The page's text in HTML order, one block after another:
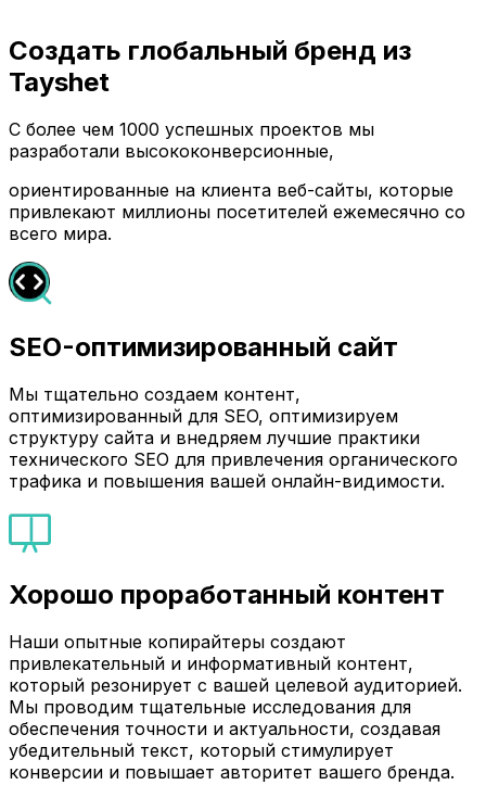
Создать глобальный бренд из
Tayshet
С более чем 1000 успешных проектов мы
разработали высококонверсионные,
ориентированные на клиента веб-сайты, которые
привлекают миллионы посетителей ежемесячно со
всего мира.
SEO-оптимизированный сайт
Мы тщательно создаем контент,
оптимизированный для SEO, оптимизируем
структуру сайта и внедряем лучшие практики
технического SEO для привлечения органического
трафика и повышения вашей онлайн-видимости.
Хорошо проработанный контент
Наши опытные копирайтеры создают
привлекательный и информативный контент,
который резонирует с вашей целевой аудиторией.
Мы проводим тщательные исследования для
обеспечения точности и актуальности, создавая
убедительный текст, который стимулирует
конверсии и повышает авторитет вашего бренда.